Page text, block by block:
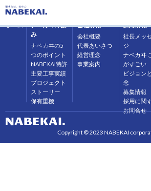
ホーム
ナベカヰの強
み
ナベカヰの5
つのポイント
NABEKAI特許
主要工事実績
プロジェクト
ストーリー
保有重機
会社情報
会社概要
代表あいさつ
経営理念
事業案内
採用情報
社長メッ
ジ
ナベカヰ
がすごい
ビジョン
念
募集情報
採用に関
お問合せ
Copyright © 2023 NABEKAI